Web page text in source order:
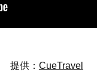
提供： CueTravel